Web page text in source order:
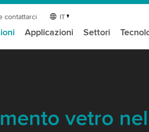
contattarci IT
Applicazioni Settori
vetro